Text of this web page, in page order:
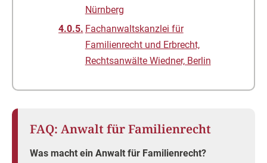
Nürnberg
Fachanwaltskanzlei für
Familienrecht und Erbrecht,
Rechtsanwälte Wiedner, Berlin
FAQ: Anwalt für Familienrecht
Was macht ein Anwalt für Familienrecht?